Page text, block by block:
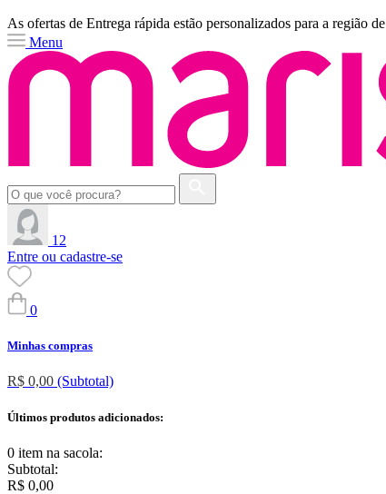
As ofertas de Entrega rápida estão personalizados para a região de
Menu
12
Entre ou cadastre-se
0
Minhas compras
R$ 0,00 (Subtotal)
Últimos produtos adicionados:
0 item na sacola:
Subtotal:
R$ 0,00